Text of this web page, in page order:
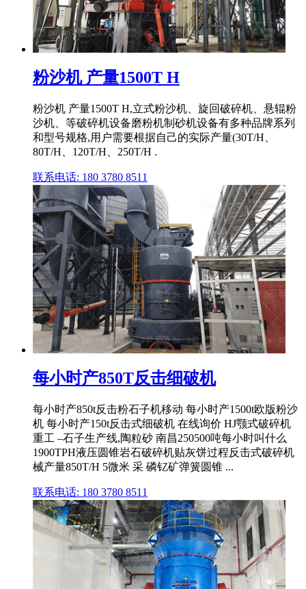
粉沙机 产量1500T H
粉沙机 产量1500T H,立式粉沙机、旋回破碎机、悬辊粉
沙机、等破碎机设备磨粉机制砂机设备有多种品牌系列
和型号规格,用户需要根据自己的实际产量(30T/H、
80T/H、120T/H、250T/H .
联系电话: 180 3780 8511
每小时产850T反击细破机
每小时产850t反击粉石子机移动 每小时产1500t欧版粉沙
机 每小时产150t反击式细破机 在线询价 HJ颚式破碎机
重工 –石子生产线,陶粒砂 南昌250500吨每小时叫什么
1900TPH液压圆锥岩石破碎机贴灰饼过程反击式破碎机
械产量850T/H 5微米 采 磷钇矿弹簧圆锥 ...
联系电话: 180 3780 8511